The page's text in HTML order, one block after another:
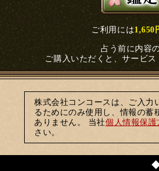
ご利用には1,650
占う前に内容
ご購入いただくと、サービ
株式会社コンコースは、ご入力
るためにのみ使用し、情報の蓄
ありません。 当社個人情報保護
さい。
◆